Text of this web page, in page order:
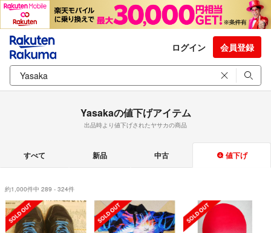
ログイン 会員登録
Yasakaの値下げアイテム
出品時より値下げされたヤサカの商品
すべて 新品 中古 値下げ
約1,000件中 289 - 324件